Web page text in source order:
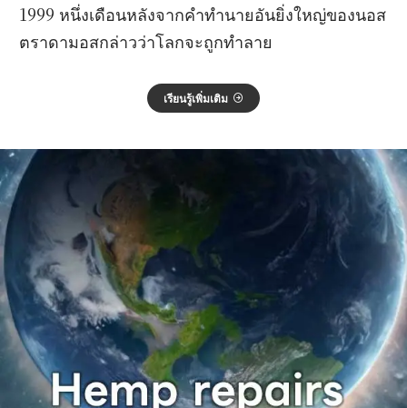
1999 หนึ่งเดือนหลังจากคำทำนายอันยิ่งใหญ่ของนอส
ตราดามอสกล่าวว่าโลกจะถูกทำลาย
เรียนรู้เพิ่มเติม